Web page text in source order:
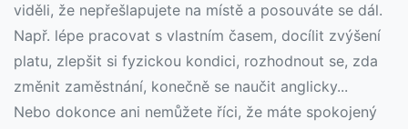
viděli, že nepřešlapujete na místě a posouváte se dál.
Např. lépe pracovat s vlastním časem, docílit zvýšení
platu, zlepšit si fyzickou kondici, rozhodnout se, zda
změnit zaměstnání, konečně se naučit anglicky...
Nebo dokonce ani nemůžete říci, že máte spokojený